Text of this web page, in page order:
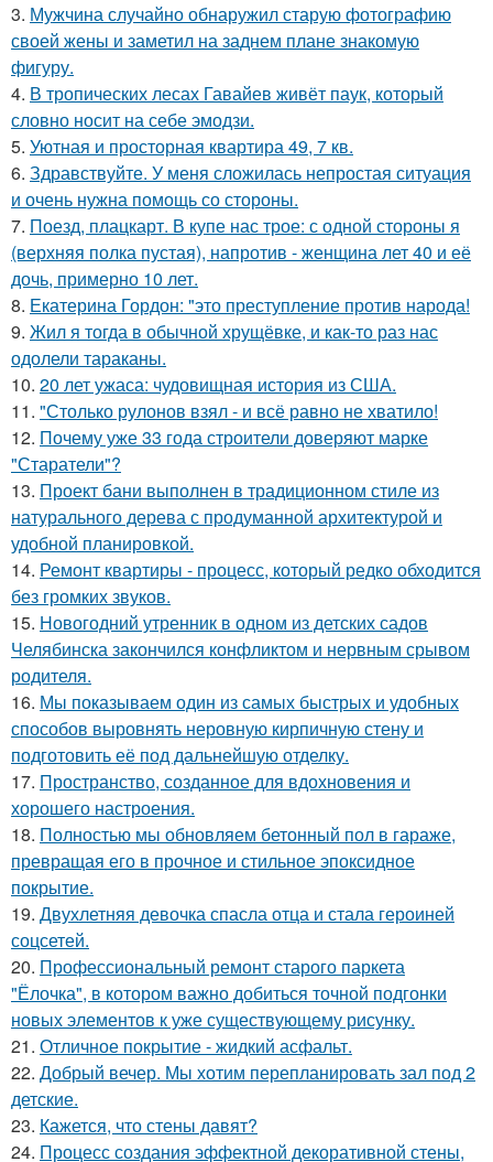
3. Мужчина случайно обнаружил старую фотографию
своей жены и заметил на заднем плане знакомую
фигуру.
4. В тропических лесах Гавайев живёт паук, который
словно носит на себе эмодзи.
5. Уютная и просторная квартира 49, 7 кв.
6. Здравствуйте. У меня сложилась непростая ситуация
и очень нужна помощь со стороны.
7. Поезд, плацкарт. В купе нас трое: с одной стороны я
(верхняя полка пустая), напротив - женщина лет 40 и её
дочь, примерно 10 лет.
8. Екатерина Гордон: "это преступление против народа!
9. Жил я тогда в обычной хрущёвке, и как-то раз нас
одолели тараканы.
10. 20 лет ужаса: чудовищная история из США.
11. "Столько рулонов взял - и всё равно не хватило!
12. Почему уже 33 года строители доверяют марке
"Старатели"?
13. Проект бани выполнен в традиционном стиле из
натурального дерева с продуманной архитектурой и
удобной планировкой.
14. Ремонт квартиры - процесс, который редко обходится
без громких звуков.
15. Новогодний утренник в одном из детских садов
Челябинска закончился конфликтом и нервным срывом
родителя.
16. Мы показываем один из самых быстрых и удобных
способов выровнять неровную кирпичную стену и
подготовить её под дальнейшую отделку.
17. Пространство, созданное для вдохновения и
хорошего настроения.
18. Полностью мы обновляем бетонный пол в гараже,
превращая его в прочное и стильное эпоксидное
покрытие.
19. Двухлетняя девочка спасла отца и стала героиней
соцсетей.
20. Профессиональный ремонт старого паркета
"Ёлочка", в котором важно добиться точной подгонки
новых элементов к уже существующему рисунку.
21. Отличное покрытие - жидкий асфальт.
22. Добрый вечер. Мы хотим перепланировать зал под 2
детские.
23. Кажется, что стены давят?
24. Процесс создания эффектной декоративной стены,